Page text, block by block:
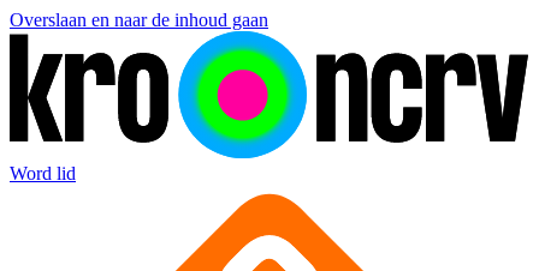
Overslaan en naar de inhoud gaan
Word lid